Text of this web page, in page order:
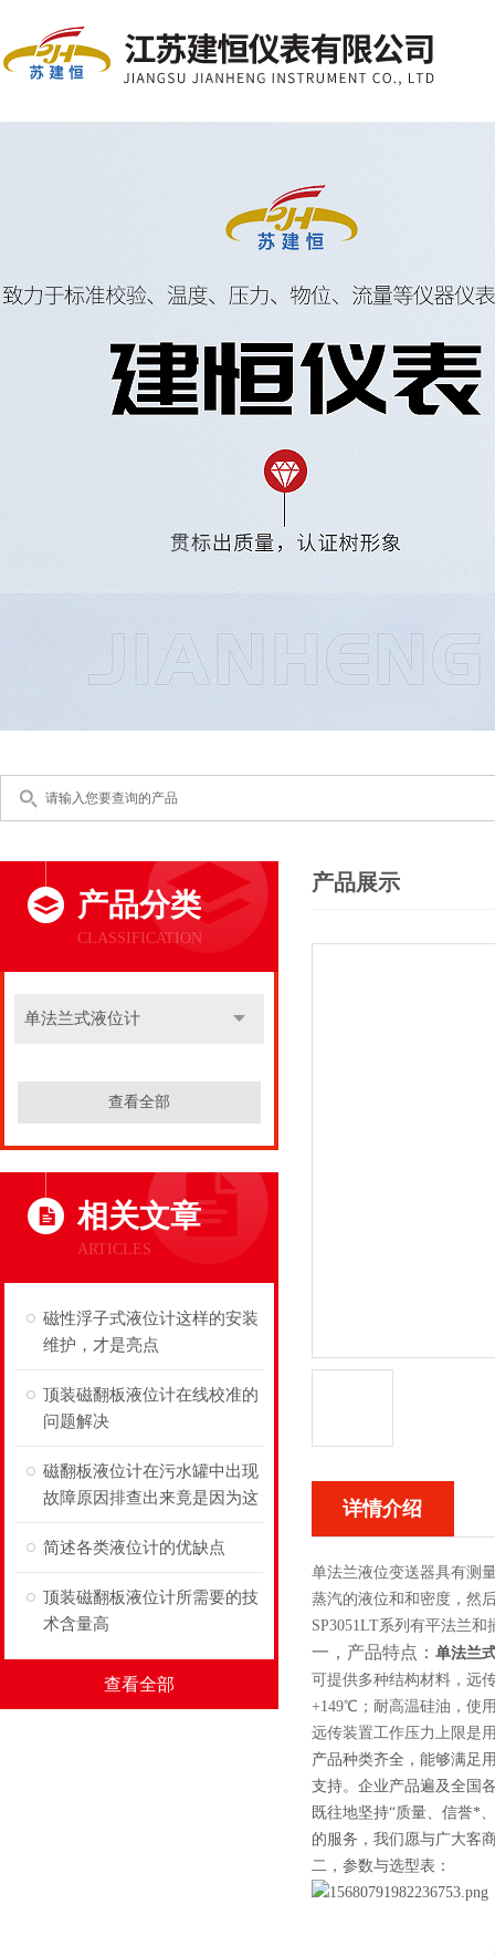
产品分类
CLASSIFICATION
单法兰式液位计
查看全部
相关文章
ARTICLES
磁性浮子式液位计这样的安装
维护，才是亮点
顶装磁翻板液位计在线校准的
问题解决
磁翻板液位计在污水罐中出现
故障原因排查出来竟是因为这
简述各类液位计的优缺点
顶装磁翻板液位计所需要的技
术含量高
查看全部
产品展示
详情介绍
单法兰液位变送器具有测
蒸汽的液位和和密度，然
SP3051LT系列有平法兰
一，产品特点： 单法兰
可提供多种结构材料，远
+149℃；耐高温硅油，使
远传装置工作压力上限是
产品种类齐全，能够满足
支持。企业产品遍及全国
既往地坚持“质量、信誉*
的服务，我们愿与广大客
二，参数与选型表：